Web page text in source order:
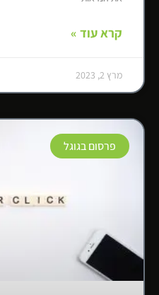
קרא עוד »
מרץ 2, 2023
פרסום בגוגל